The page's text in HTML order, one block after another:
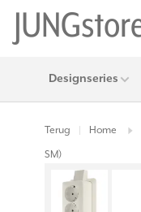
Designseries
Terug Home
SM)